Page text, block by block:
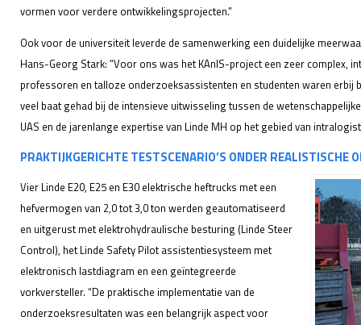
vormen voor verdere ontwikkelingsprojecten.”
Ook voor de universiteit leverde de samenwerking een duidelijke
Hans-Georg Stark: “Voor ons was het KAnIS-project een zeer complex,
professoren en talloze onderzoeksassistenten en studenten waren erbij
veel baat gehad bij de intensieve uitwisseling tussen de
UAS en de jarenlange expertise van Linde MH op het gebied van
PRAKTIJKGERICHTE TESTSCENARIO’S ONDER REALISTISCHE
Vier Linde E20, E25 en E30 elektrische heftrucks met een
hefvermogen van 2,0 tot 3,0 ton werden geautomatiseerd
en uitgerust met elektrohydraulische besturing (Linde Steer
Control), het Linde Safety Pilot assistentiesysteem met
elektronisch lastdiagram en een geïntegreerde
vorkversteller. “De praktische implementatie van de
onderzoeksresultaten was een belangrijk aspect voor